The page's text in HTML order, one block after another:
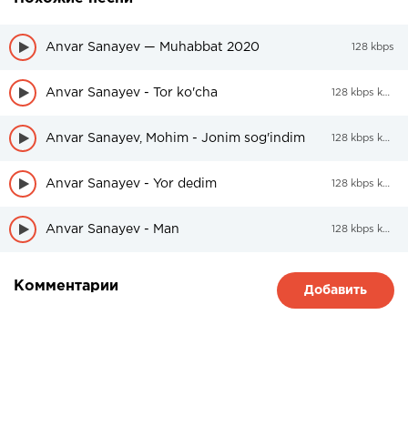
Anvar Sanayev — Muhabbat 2020 128 kbps
Anvar Sanayev - Tor ko'cha 128 kbps kbps
Anvar Sanayev, Mohim - Jonim sog'indim 128 kbps kbps
Anvar Sanayev - Yor dedim 128 kbps kbps
Anvar Sanayev - Man 128 kbps kbps
Комментарии Добавить